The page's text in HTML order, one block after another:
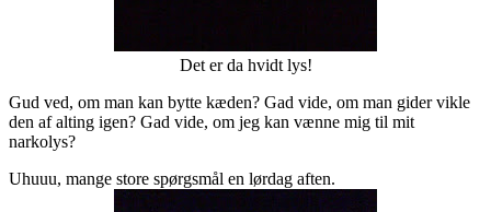
Det er da hvidt lys!
Gud ved, om man kan bytte kæden? Gad vide, om man gider vikle
den af alting igen? Gad vide, om jeg kan vænne mig til mit
narkolys?
Uhuuu, mange store spørgsmål en lørdag aften.